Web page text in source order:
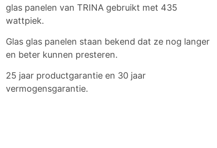
glas panelen van TRINA gebruikt met 435
wattpiek.
Glas glas panelen staan bekend dat ze nog langer
en beter kunnen presteren.
25 jaar productgarantie en 30 jaar
vermogensgarantie.